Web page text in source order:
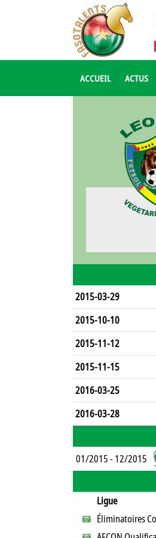
ACCUEIL ACTUS
2015-03-29
2015-10-10
2015-11-12
2015-11-15
2016-03-25
2016-03-28
01/2015 - 12/2015
Ligue
Éliminatoires